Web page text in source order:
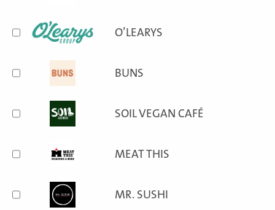
O’LEARYS
BUNS
SOIL VEGAN CAFÉ
MEAT THIS
MR. SUSHI